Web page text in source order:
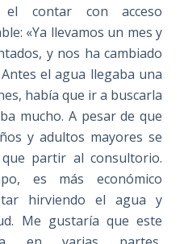
contar con acceso
«Ya llevamos un mes y
y nos ha cambiado
el agua llegaba una
había que ir a buscarla
mucho. A pesar de que
y adultos mayores se
partir al consultorio.
es más económico
hirviendo el agua y
Me gustaría que este